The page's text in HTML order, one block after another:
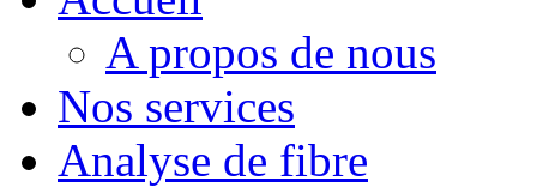
A propos de nous
Nos services
Analyse de fibre